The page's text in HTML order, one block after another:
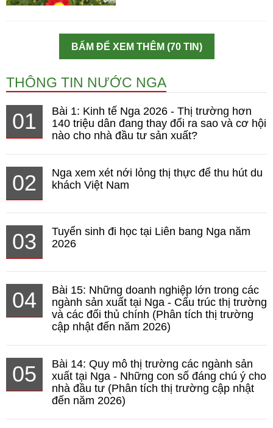
BẤM ĐỂ XEM THÊM (70 TIN)
THÔNG TIN NƯỚC NGA
01
Bài 1: Kinh tế Nga 2026 - Thị trường hơn
140 triệu dân đang thay đổi ra sao và cơ hội
nào cho nhà đầu tư sản xuất?
02
Nga xem xét nới lỏng thị thực để thu hút du
khách Việt Nam
03
Tuyển sinh đi học tại Liên bang Nga năm
2026
04
Bài 15: Những doanh nghiệp lớn trong các
ngành sản xuất tại Nga - Cấu trúc thị trường
và các đối thủ chính (Phân tích thị trường
cập nhật đến năm 2026)
05
Bài 14: Quy mô thị trường các ngành sản
xuất tại Nga - Những con số đáng chú ý cho
nhà đầu tư (Phân tích thị trường cập nhật
đến năm 2026)